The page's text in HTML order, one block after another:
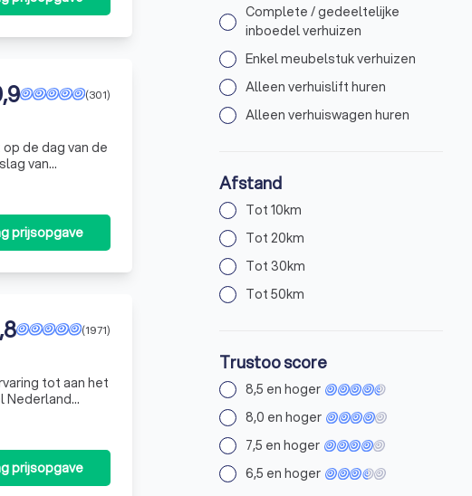
(301)
de dag van de
van
lading vanuit
konden we
prijsopgave
(1971)
tot aan het
allemaa
prijsopgave
Complete / gedeeltelijke
inboedel verhuizen
Enkel meubelstuk verhuizen
Alleen verhuislift huren
Alleen verhuiswagen huren
Afstand
Tot 10km
Tot 20km
Tot 30km
Tot 50km
Trustoo score
8,5 en hoger
8,0 en hoger
7,5 en hoger
6,5 en hoger